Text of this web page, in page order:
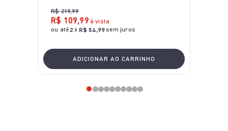
R$ 219,99
R$ 109,99 à vista
ou até 2 x R$ 54,99sem juros
ADICIONAR AO CARRINHO